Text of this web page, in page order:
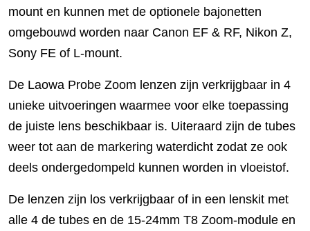
mount en kunnen met de optionele bajonetten
omgebouwd worden naar Canon EF & RF, Nikon Z,
Sony FE of L-mount.
De Laowa Probe Zoom lenzen zijn verkrijgbaar in 4
unieke uitvoeringen waarmee voor elke toepassing
de juiste lens beschikbaar is. Uiteraard zijn de tubes
weer tot aan de markering waterdicht zodat ze ook
deels ondergedompeld kunnen worden in vloeistof.
De lenzen zijn los verkrijgbaar of in een lenskit met
alle 4 de tubes en de 15-24mm T8 Zoom-module en